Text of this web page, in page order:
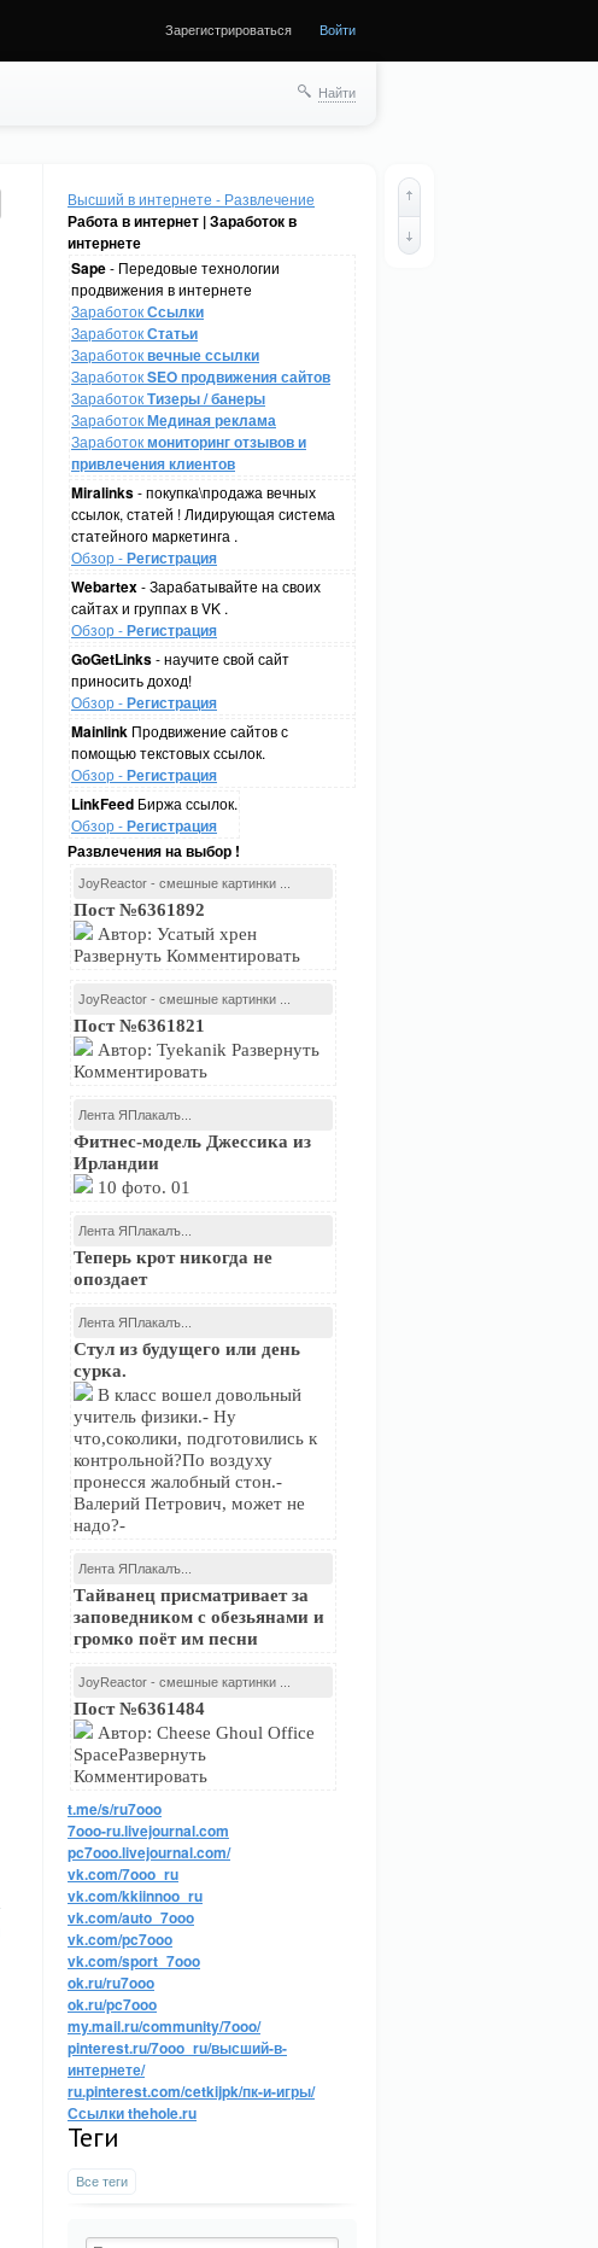
Зарегистрироваться Войти
Найти
Высший в интернете - Развлечение
Работа в интернет | Заработок в
интернете
Sape- Передовые технологии
продвижения в интернете
ЗаработокСсылки
ЗаработокСтатьи
Заработоквечные ссылки
ЗаработокSEO продвижения сайтов
ЗаработокТизеры / банеры
ЗаработокМединая реклама
Заработокмониторинг отзывов и
привлечения клиентов
Miralinks- покупка\продажа вечных
ссылок, статей ! Лидирующая система
статейного маркетинга .
Обзор -Регистрация
Webartex- Зарабатывайте на своих
сайтах и группах в VK .
Обзор -Регистрация
GoGetLinks- научите свой сайт
приносить доход!
Обзор -Регистрация
Mainlink Продвижение сайтов с
помощью текстовых ссылок.
Обзор -Регистрация
LinkFeed Биржа ссылок.
Обзор -Регистрация
Развлечения на выбор !
JoyReactor - смешные картинки ...
Пост №6361892
Автор: Усатый хрен
Развернуть Комментировать
JoyReactor - смешные картинки ...
Пост №6361821
Автор: Tyekanik Развернуть
Комментировать
Лента ЯПлакалъ...
Фитнес-модель Джессика из
Ирландии
10 фото. 01
Лента ЯПлакалъ...
Теперь крот никогда не
опоздает
Лента ЯПлакалъ...
Стул из будущего или день
сурка.
В класс вошел довольный
учитель физики.- Ну
что,соколики, подготовились к
контрольной?По воздуху
пронесся жалобный стон.-
Валерий Петрович, может не
надо?-
Лента ЯПлакалъ...
Тайванец присматривает за
заповедником с обезьянами и
громко поёт им песни
JoyReactor - смешные картинки ...
Пост №6361484
Автор: Cheese Ghoul Office
SpaceРазвернуть
Комментировать
t.me/s/ru7ooo
7ooo-ru.livejournal.com
pc7ooo.livejournal.com/
vk.com/7ooo_ru
vk.com/kkiinnoo_ru
vk.com/auto_7ooo
vk.com/pc7ooo
vk.com/sport_7ooo
ok.ru/ru7ooo
ok.ru/pc7ooo
my.mail.ru/community/7ooo/
pinterest.ru/7ooo_ru/высший-в-
интернете/
ru.pinterest.com/cetkijpk/пк-и-игры/
Ссылки thehole.ru
Теги
Все теги